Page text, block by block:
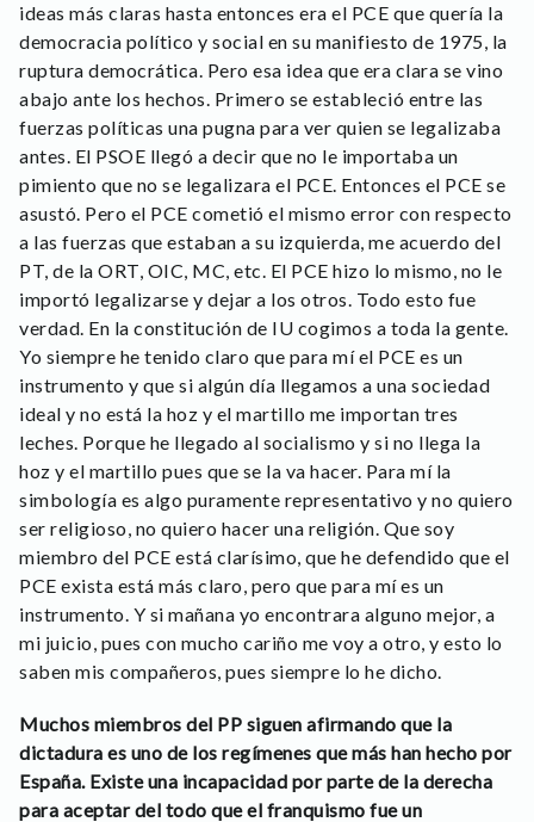
ideas más claras hasta entonces era el PCE que quería la
democracia político y social en su manifiesto de 1975, la
ruptura democrática. Pero esa idea que era clara se vino
abajo ante los hechos. Primero se estableció entre las
fuerzas políticas una pugna para ver quien se legalizaba
antes. El PSOE llegó a decir que no le importaba un
pimiento que no se legalizara el PCE. Entonces el PCE se
asustó. Pero el PCE cometió el mismo error con respecto
a las fuerzas que estaban a su izquierda, me acuerdo del
PT, de la ORT, OIC, MC, etc. El PCE hizo lo mismo, no le
importó legalizarse y dejar a los otros. Todo esto fue
verdad. En la constitución de IU cogimos a toda la gente.
Yo siempre he tenido claro que para mí el PCE es un
instrumento y que si algún día llegamos a una sociedad
ideal y no está la hoz y el martillo me importan tres
leches. Porque he llegado al socialismo y si no llega la
hoz y el martillo pues que se la va hacer. Para mí la
simbología es algo puramente representativo y no quiero
ser religioso, no quiero hacer una religión. Que soy
miembro del PCE está clarísimo, que he defendido que el
PCE exista está más claro, pero que para mí es un
instrumento. Y si mañana yo encontrara alguno mejor, a
mi juicio, pues con mucho cariño me voy a otro, y esto lo
saben mis compañeros, pues siempre lo he dicho.
Muchos miembros del PP siguen afirmando que la
dictadura es uno de los regímenes que más han hecho por
España. Existe una incapacidad por parte de la derecha
para aceptar del todo que el franquismo fue un